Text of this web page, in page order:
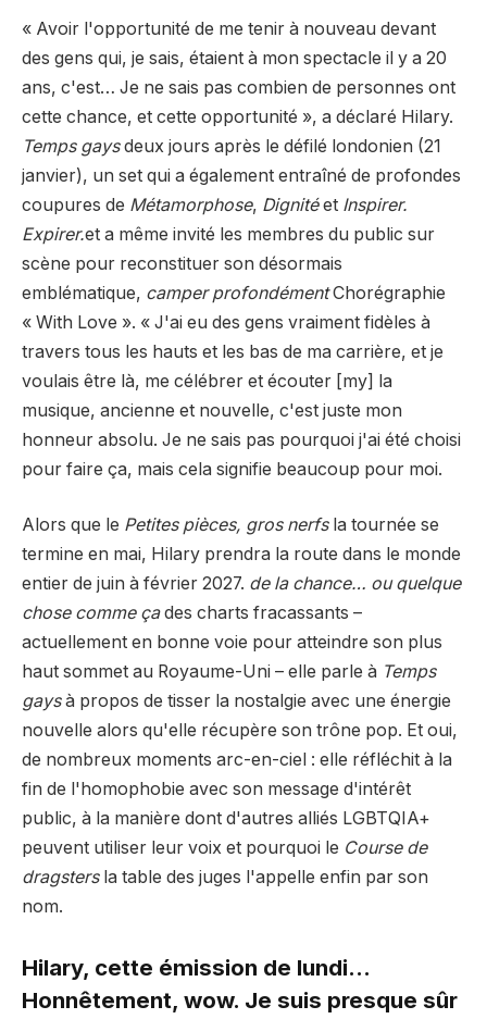
« Avoir l'opportunité de me tenir à nouveau devant
des gens qui, je sais, étaient à mon spectacle il y a 20
ans, c'est… Je ne sais pas combien de personnes ont
cette chance, et cette opportunité », a déclaré Hilary.
Temps gaysdeux jours après le défilé londonien (21
janvier), un set qui a également entraîné de profondes
coupures de Métamorphose, Dignitéet Inspirer.
Expirer.et a même invité les membres du public sur
scène pour reconstituer son désormais
emblématique, camper profondémentChorégraphie
« With Love ». « J'ai eu des gens vraiment fidèles à
travers tous les hauts et les bas de ma carrière, et je
voulais être là, me célébrer et écouter [my] la
musique, ancienne et nouvelle, c'est juste mon
honneur absolu. Je ne sais pas pourquoi j'ai été choisi
pour faire ça, mais cela signifie beaucoup pour moi.
Alors que le Petites pièces, gros nerfsla tournée se
termine en mai, Hilary prendra la route dans le monde
entier de juin à février 2027. de la chance… ou quelque
chose comme çades charts fracassants –
actuellement en bonne voie pour atteindre son plus
haut sommet au Royaume-Uni – elle parle à Temps
gaysà propos de tisser la nostalgie avec une énergie
nouvelle alors qu'elle récupère son trône pop. Et oui,
de nombreux moments arc-en-ciel : elle réfléchit à la
fin de l'homophobie avec son message d'intérêt
public, à la manière dont d'autres alliés LGBTQIA+
peuvent utiliser leur voix et pourquoi le Course de
dragstersla table des juges l'appelle enfin par son
nom.
Hilary, cette émission de lundi…
Honnêtement, wow. Je suis presque sûr